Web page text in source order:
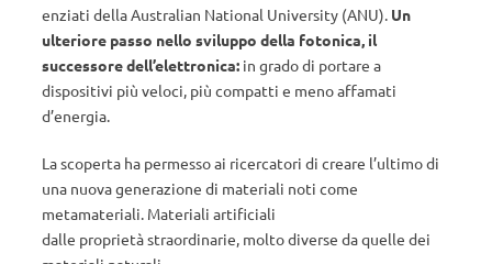
enziati della Australian National University (ANU). Un
ulteriore passo nello sviluppo della fotonica, il
successore dell’elettronica: in grado di portare a
dispositivi più veloci, più compatti e meno affamati
d’energia.
La scoperta ha permesso ai ricercatori di creare l’ultimo di
una nuova generazione di materiali noti come
metamateriali. Materiali artificiali
dalle proprietà straordinarie, molto diverse da quelle dei